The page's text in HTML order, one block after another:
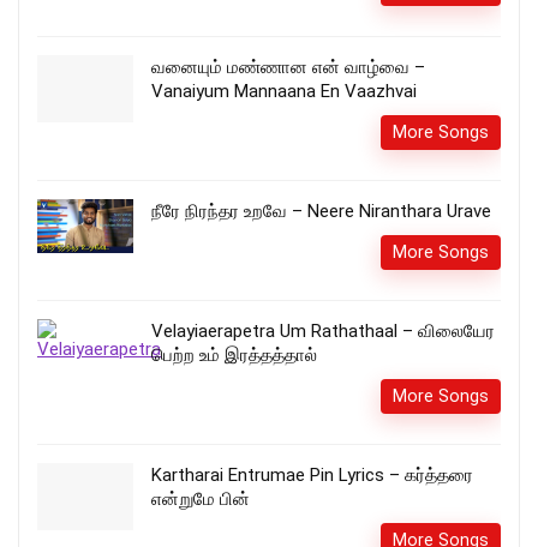
வனையும் மண்ணான என் வாழ்வை –
Vanaiyum Mannaana En Vaazhvai
More Songs
நீரே நிரந்தர உறவே – Neere Niranthara Urave
More Songs
Velayiaerapetra Um Rathathaal – விலையேர
பெற்ற உம் இரத்தத்தால்
More Songs
Kartharai Entrumae Pin Lyrics – கர்த்தரை
என்றுமே பின்
More Songs